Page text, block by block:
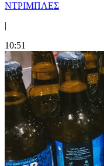
ΝΤΡΙΜΠΛΕΣ
|
10:51